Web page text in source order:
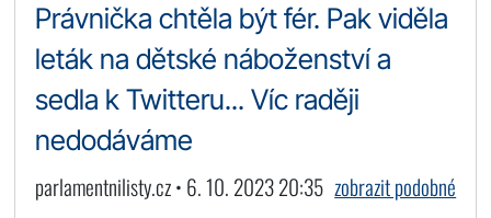
Právnička chtěla být fér. Pak viděla
leták na dětské náboženství a
sedla k Twitteru... Víc raději
nedodáváme
parlamentnilisty.cz • 6. 10. 2023 20:35 zobrazit podobné